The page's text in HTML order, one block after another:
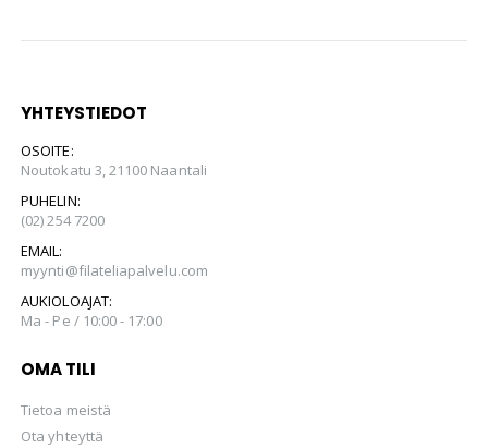
YHTEYSTIEDOT
OSOITE:
Noutokatu 3, 21100 Naantali
PUHELIN:
(02) 254 7200
EMAIL:
myynti@filateliapalvelu.com
AUKIOLOAJAT:
Ma - Pe / 10:00 - 17:00
OMA TILI
Tietoa meistä
Ota yhteyttä